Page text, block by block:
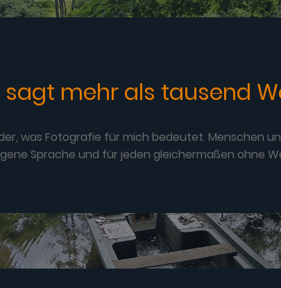
sagt mehr als tausend
was Fotografie für mich bedeutet. Menschen
Sprache und für jeden gleichermaßen ohne